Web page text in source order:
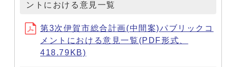
ントにおける意見一覧
第3次伊賀市総合計画(中間案)パブリックコ
メントにおける意見一覧(PDF形式、
418.79KB)